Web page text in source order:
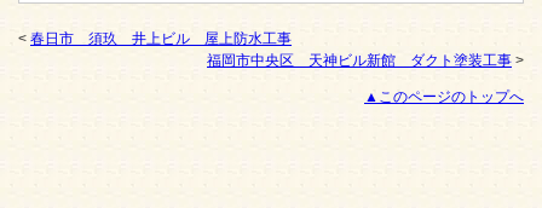
< 春日市 須玖 井上ビル 屋上防水工事
福岡市中央区 天神ビル新館 ダクト塗装工事 >
▲このページのトップへ